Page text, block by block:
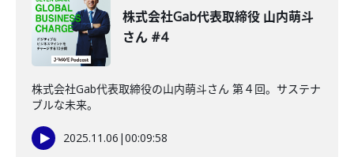
株式会社Gab代表取締役 山内萌斗
さん #4
株式会社Gab代表取締役の山内萌斗さん 第４回。サステナ
ブルな未来。
2025.11.06 |00:09:58